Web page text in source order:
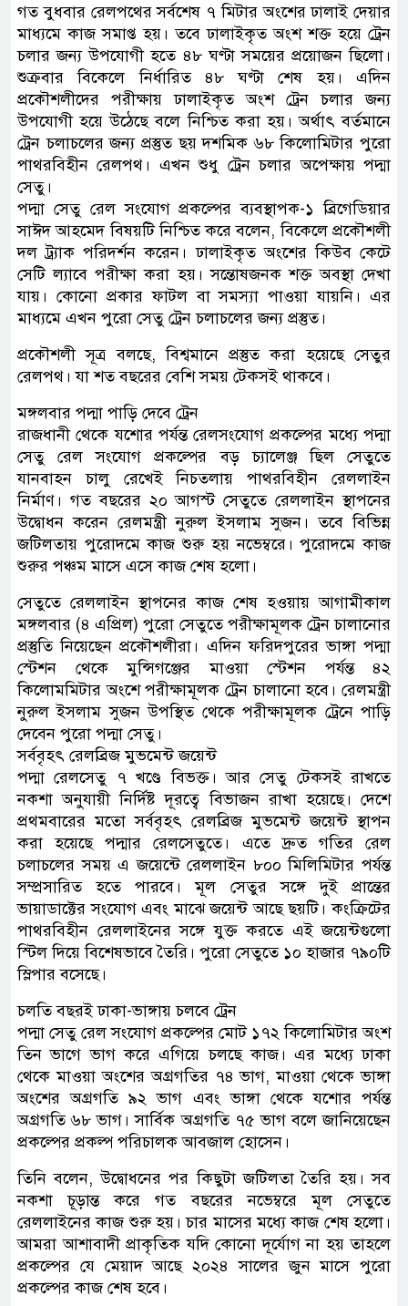
গত বুধবার রেলপথের সর্বশেষ ৭ মিটার অংশের ঢালাই দেয়ার
মাধ্যমে কাজ সমাপ্ত হয়। তবে ঢালাইকৃত অংশ শক্ত হয়ে ট্রেন
চলার জন্য উপযোগী হতে ৪৮ ঘণ্টা সময়ের প্রয়োজন ছিলো।
শুক্রবার বিকেলে নির্ধারিত ৪৮ ঘণ্টা শেষ হয়। এদিন
প্রকৌশলীদের পরীক্ষায় ঢালাইকৃত অংশ ট্রেন চলার জন্য
উপযোগী হয়ে উঠেছে বলে নিশ্চিত করা হয়। অর্থাৎ বর্তমানে
ট্রেন চলাচলের জন্য প্রস্তুত ছয় দশমিক ৬৮ কিলোমিটার পুরো
পাথরবিহীন রেলপথ। এখন শুধু ট্রেন চলার অপেক্ষায় পদ্মা
সেতু।
পদ্মা সেতু রেল সংযোগ প্রকল্পের ব্যবস্থাপক-১ ব্রিগেডিয়ার
সাঈদ আহমেদ বিষয়টি নিশ্চিত করে বলেন, বিকেলে প্রকৌশলী
দল ট্র্যাক পরিদর্শন করেন। ঢালাইকৃত অংশের কিউব কেটে
সেটি ল্যাবে পরীক্ষা করা হয়। সন্তোষজনক শক্ত অবস্থা দেখা
যায়। কোনো প্রকার ফাটল বা সমস্যা পাওয়া যায়নি। এর
মাধ্যমে এখন পুরো সেতু ট্রেন চলাচলের জন্য প্রস্তুত।
প্রকৌশলী সূত্র বলছে, বিশ্বমানে প্রস্তুত করা হয়েছে সেতুর
রেলপথ। যা শত বছরের বেশি সময় টেকসই থাকবে।
মঙ্গলবার পদ্মা পাড়ি দেবে ট্রেন
রাজধানী থেকে যশোর পর্যন্ত রেলসংযোগ প্রকল্পের মধ্যে পদ্মা
সেতু রেল সংযোগ প্রকল্পের বড় চ্যালেঞ্জ ছিল সেতুতে
যানবাহন চালু রেখেই নিচতলায় পাথরবিহীন রেললাইন
নির্মাণ। গত বছরের ২০ আগস্ট সেতুতে রেললাইন স্থাপনের
উদ্বোধন করেন রেলমন্ত্রী নুরুল ইসলাম সুজন। তবে বিভিন্ন
জটিলতায় পুরোদমে কাজ শুরু হয় নভেম্বরে। পুরোদমে কাজ
শুরুর পঞ্চম মাসে এসে কাজ শেষ হলো।
সেতুতে রেললাইন স্থাপনের কাজ শেষ হওয়ায় আগামীকাল
মঙ্গলবার (৪ এপ্রিল) পুরো সেতুতে পরীক্ষামূলক ট্রেন চালানোর
প্রস্তুতি নিয়েছেন প্রকৌশলীরা। এদিন ফরিদপুরের ভাঙ্গা পদ্মা
স্টেশন থেকে মুন্সিগঞ্জের মাওয়া স্টেশন পর্যন্ত ৪২
কিলোমমিটার অংশে পরীক্ষামূলক ট্রেন চালানো হবে। রেলমন্ত্রী
নুরুল ইসলাম সুজন উপস্থিত থেকে পরীক্ষামূলক ট্রেনে পাড়ি
দেবেন পুরো পদ্মা সেতু।
সর্ববৃহৎ রেলব্রিজ মুভমেন্ট জয়েন্ট
পদ্মা রেলসেতু ৭ খণ্ডে বিভক্ত। আর সেতু টেকসই রাখতে
নকশা অনুযায়ী নির্দিষ্ট দূরত্বে বিভাজন রাখা হয়েছে। দেশে
প্রথমবারের মতো সর্ববৃহৎ রেলব্রিজ মুভমেন্ট জয়েন্ট স্থাপন
করা হয়েছে পদ্মার রেলসেতুতে। এতে দ্রুত গতির রেল
চলাচলের সময় এ জয়েন্টে রেললাইন ৮০০ মিলিমিটার পর্যন্ত
সম্প্রসারিত হতে পারবে। মূল সেতুর সঙ্গে দুই প্রান্তের
ভায়াডাক্টের সংযোগ এবং মাঝে জয়েন্ট আছে ছয়টি। কংক্রিটের
পাথরবিহীন রেললাইনের সঙ্গে যুক্ত করতে এই জয়েন্টগুলো
স্টিল দিয়ে বিশেষভাবে তৈরি। পুরো সেতুতে ১০ হাজার ৭৯০টি
স্লিপার বসেছে।
চলতি বছরই ঢাকা-ভাঙ্গায় চলবে ট্রেন
পদ্মা সেতু রেল সংযোগ প্রকল্পের মোট ১৭২ কিলোমিটার অংশ
তিন ভাগে ভাগ করে এগিয়ে চলছে কাজ। এর মধ্যে ঢাকা
থেকে মাওয়া অংশের অগ্রগতির ৭৪ ভাগ, মাওয়া থেকে ভাঙ্গা
অংশের অগ্রগতি ৯২ ভাগ এবং ভাঙ্গা থেকে যশোর পর্যন্ত
অগ্রগতি ৬৮ ভাগ। সার্বিক অগ্রগতি ৭৫ ভাগ বলে জানিয়েছেন
প্রকল্পের প্রকল্প পরিচালক আবজাল হোসেন।
তিনি বলেন, উদ্বোধনের পর কিছুটা জটিলতা তৈরি হয়। সব
নকশা চূড়ান্ত করে গত বছরের নভেম্বরে মূল সেতুতে
রেললাইনের কাজ শুরু হয়। চার মাসের মধ্যে কাজ শেষ হলো।
আমরা আশাবাদী প্রাকৃতিক যদি কোনো দূর্যোগ না হয় তাহলে
প্রকল্পের যে মেয়াদ আছে ২০২৪ সালের জুন মাসে পুরো
প্রকল্পের কাজ শেষ হবে।